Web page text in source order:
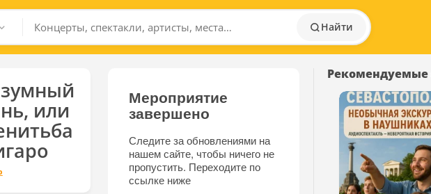
Найти
или
Мероприятие
завершено
Следите за обновлениями на
нашем сайте, чтобы ничего не
пропустить. Переходите по
ссылке ниже
Рекомендуемые